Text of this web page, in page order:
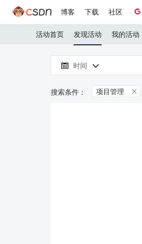
博客 下载 社区
活动首页 发现活动 我的活动
 时间 
项目管理 